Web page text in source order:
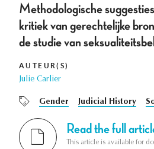
Methodologische
kritiek van gerechtelijke
de studie van
AUTEUR(S)
Julie Carlier
Gender Judicial History
Read the full
This article is available for